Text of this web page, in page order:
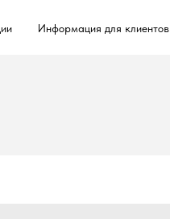
Информация для клиентов